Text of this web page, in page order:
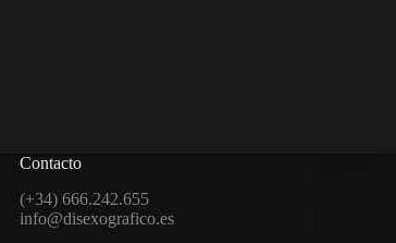
Contacto
(+34) 666.242.655
info@disexografico.es